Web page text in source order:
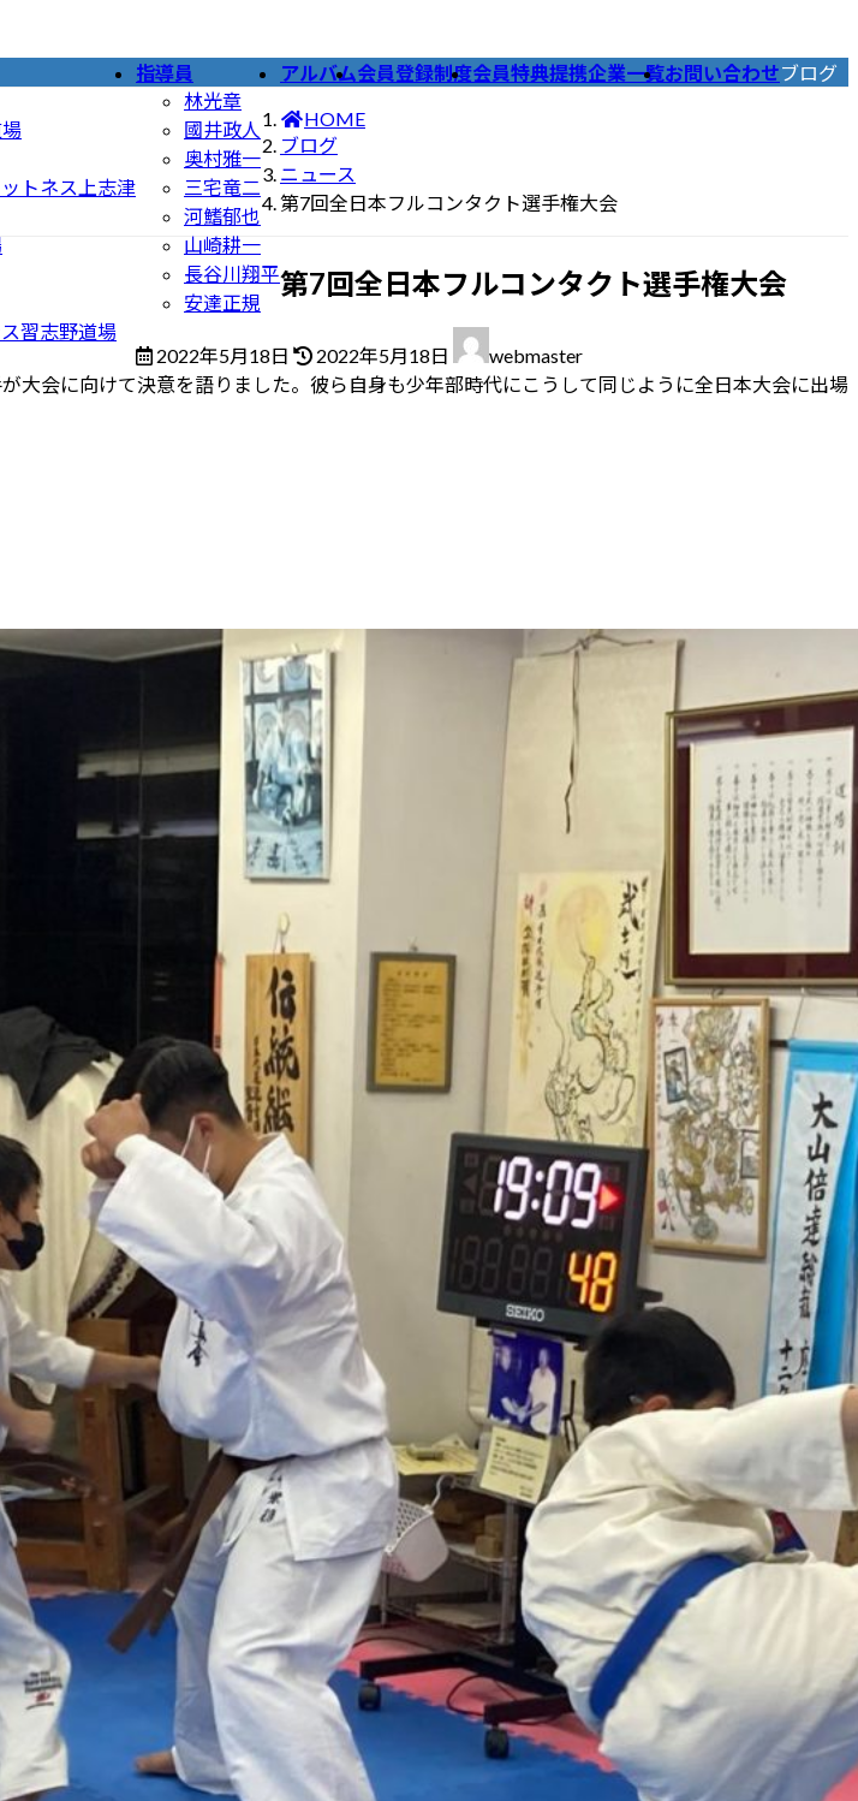
トネス上志津
習志野道場
指導員
林光章
國井政人
奥村雅一
三宅竜二
河鰭郁也
山崎耕一
長谷川翔平
安達正規
アルバム会員登録制度会員特典提携企業一覧お問い合わせブログ
HOME
ブログ
ニュース
第7回全日本フルコンタクト選手権大会
第7回全日本フルコンタクト選手権大会
2022年5月18日
終
更
2022年5月18日
webmaster
会に向けて決意を語りました。彼ら自身も少年部時代にこうして同じように全日本大会に出場